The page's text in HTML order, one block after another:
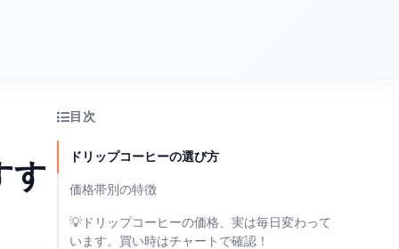
す
目次
ドリップコーヒーの選び方
価格帯別の特徴
💡ドリップコーヒーの価格、実は毎日変わって
います。買い時はチャートで確認！